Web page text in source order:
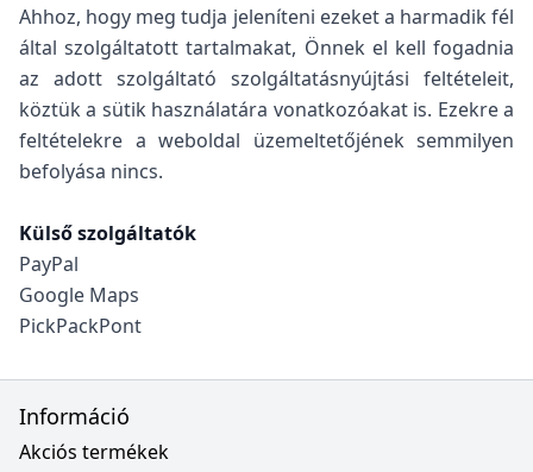
Ahhoz, hogy meg tudja jeleníteni ezeket a harmadik fél
által szolgáltatott tartalmakat, Önnek el kell fogadnia
az adott szolgáltató szolgáltatásnyújtási feltételeit,
köztük a sütik használatára vonatkozóakat is. Ezekre a
feltételekre a weboldal üzemeltetőjének semmilyen
befolyása nincs.
Külső szolgáltatók
PayPal
Google Maps
PickPackPont
Információ
Akciós termékek